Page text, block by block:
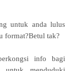
untuk anda lulus
format?Betul tak?
info bagi